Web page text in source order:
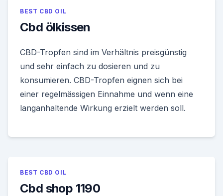
BEST CBD OIL
Cbd ölkissen
CBD-Tropfen sind im Verhältnis preisgünstig
und sehr einfach zu dosieren und zu
konsumieren. CBD-Tropfen eignen sich bei
einer regelmässigen Einnahme und wenn eine
langanhaltende Wirkung erzielt werden soll.
BEST CBD OIL
Cbd shop 1190